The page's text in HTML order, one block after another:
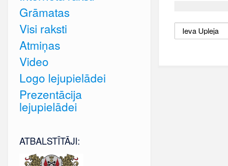
Grāmatas
Visi raksti
Atmiņas
Video
Logo lejupielādei
Prezentācija
lejupielādei
ATBALSTĪTĀJI: